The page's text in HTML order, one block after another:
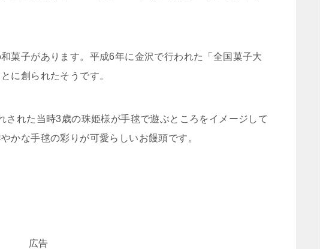
菓子があります。平成6年に金沢で行われた「全国菓子大
に創られたそうです。
れた当時3歳の珠姫様が手毬で遊ぶところをイメージして
かな手毬の彩りが可愛らしいお饅頭です。
広告